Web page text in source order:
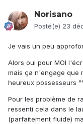
Norisano
Posté(e) 23
Je vais un peu
Alors oui pour MOI
mais ça n'engage que
heureux possesseurs
Pour les problème de
ressenti cela dans le
(parfaitement fluide)